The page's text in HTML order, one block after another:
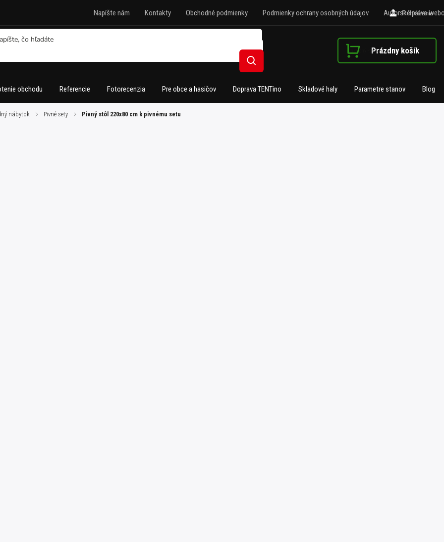
Napíšte nám Kontakty Obchodné podmienky Podmienky ochrany osobných údajov Autorské práva
Prihlásenie
Hľadať
Nákupný košíkPrázdny košík
obchodu Referencie Fotorecenzia Pre obce a hasičov Doprava TENTino Skladové haly Parametre stanov Blog
nábytok / Pivné sety / Pivný stôl 220x80 cm k pivnému setu